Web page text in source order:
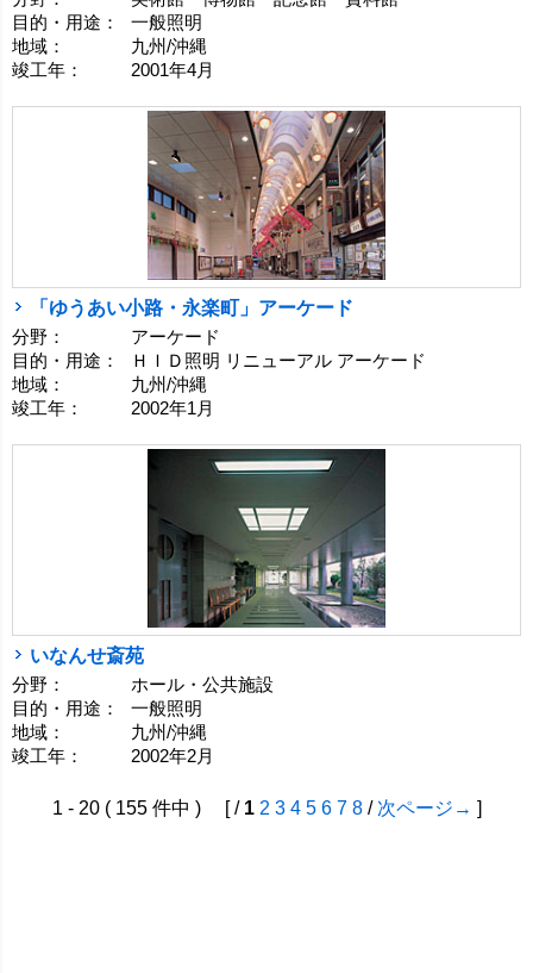
目的・用途：
一般照明
地域：
九州/沖縄
竣工年：
2001年4月
「ゆうあい小路・永楽町」アーケード
分野：
アーケード
目的・用途：
ＨＩＤ照明 リニューアル アーケード
地域：
九州/沖縄
竣工年：
2002年1月
いなんせ斎苑
分野：
ホール・公共施設
目的・用途：
一般照明
地域：
九州/沖縄
竣工年：
2002年2月
1 - 20 ( 155 件中 ) [ / 1 2 3 4 5 6 7 8/ 次ページ→